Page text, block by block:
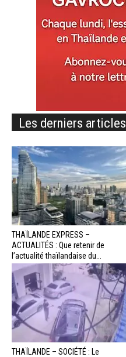
Les derniers articles
THAÏLANDE EXPRESS –
ACTUALITÉS : Que retenir de
l’actualité thaïlandaise du...
THAÏLANDE – SOCIÉTÉ : Le